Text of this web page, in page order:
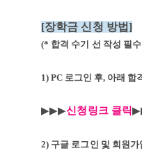
[장학금 신청 방법]
(* 합격 수기 선 작성 필
1) PC 로그인 후, 아래 합
▶▶▶신청링크 클릭▶
2) 구글 로그인 및 회원가